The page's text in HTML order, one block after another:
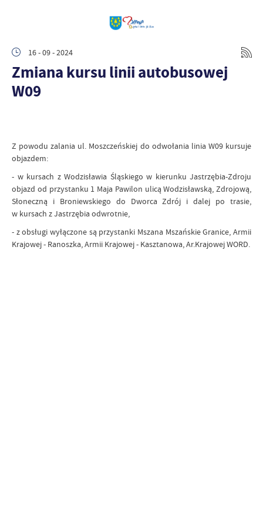
16 - 09 - 2024
Zmiana kursu linii autobusowej
W09
Z powodu zalania ul. Moszczeńskiej do odwołania linia W09 kursuje
objazdem:
- w kursach z Wodzisławia Śląskiego w kierunku Jastrzębia-Zdroju
objazd od przystanku 1 Maja Pawilon ulicą Wodzisławską, Zdrojową,
Słoneczną i Broniewskiego do Dworca Zdrój i dalej po trasie,
w kursach z Jastrzębia odwrotnie,
- z obsługi wyłączone są przystanki Mszana Mszańskie Granice, Armii
Krajowej - Ranoszka, Armii Krajowej - Kasztanowa, Ar.Krajowej WORD.